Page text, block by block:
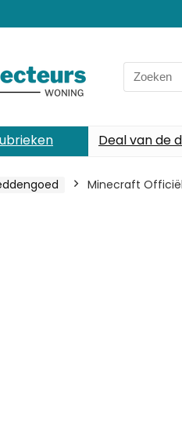
Search
for:
Deal van de
Minecraft